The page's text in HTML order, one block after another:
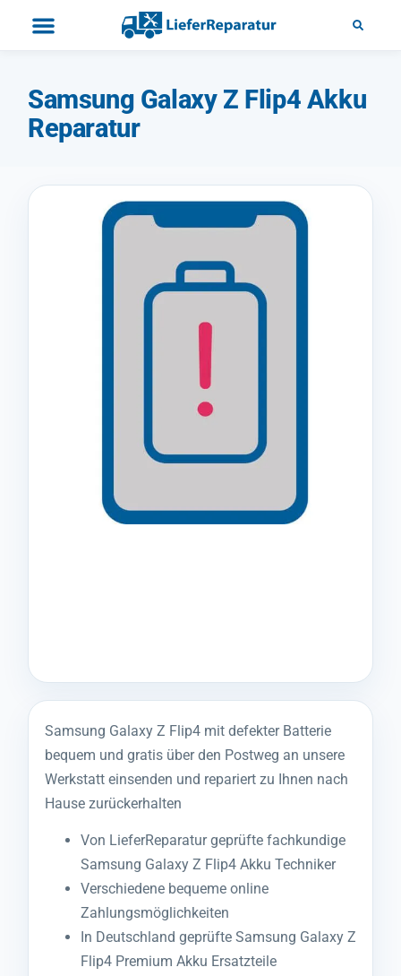
Samsung Galaxy Z Flip4 Akku
Reparatur
Samsung Galaxy Z Flip4 mit defekter Batterie
bequem und gratis über den Postweg an unsere
Werkstatt einsenden und repariert zu Ihnen nach
Hause zurückerhalten
Von LieferReparatur geprüfte fachkundige
Samsung Galaxy Z Flip4 Akku Techniker
Verschiedene bequeme online
Zahlungsmöglichkeiten
In Deutschland geprüfte Samsung Galaxy Z
Flip4 Premium Akku Ersatzteile